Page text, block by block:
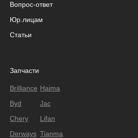
Вопрос-ответ
Юр.лицам
Статьи
Запчасти
Brilliance
Byd
Chery
Derways
Haima
Jac
Lifan
Tianma